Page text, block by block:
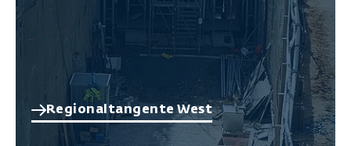
Regionaltangente West